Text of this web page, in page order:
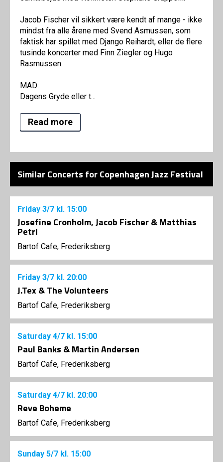
Jacob Fischer vil sikkert være kendt af mange - ikke
mindst fra alle årene med Svend Asmussen, som
faktisk har spillet med Django Reihardt, eller de flere
tusinde koncerter med Finn Ziegler og Hugo
Rasmussen.
MAD:
Dagens Gryde eller t...
Read more
Similar Concerts for Copenhagen Jazz Festival
Friday 3/7 kl. 15:00
Josefine Cronholm, Jacob Fischer & Matthias
Petri
Bartof Cafe, Frederiksberg
Friday 3/7 kl. 20:00
J.Tex & The Volunteers
Bartof Cafe, Frederiksberg
Saturday 4/7 kl. 15:00
Paul Banks & Martin Andersen
Bartof Cafe, Frederiksberg
Saturday 4/7 kl. 20:00
Reve Boheme
Bartof Cafe, Frederiksberg
Sunday 5/7 kl. 15:00